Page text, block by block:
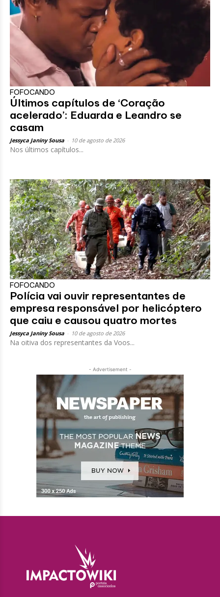
FOFOCANDO
Últimos capítulos de ‘Coração
acelerado’: Eduarda e Leandro se
casam
Jessyca Janiny Sousa 10 de agosto de 2026
Nos últimos capítulos...
FOFOCANDO
Polícia vai ouvir representantes de
empresa responsável por helicóptero
que caiu e causou quatro mortes
Jessyca Janiny Sousa 10 de agosto de 2026
Na oitiva dos representantes da Voos...
- Advertisement -